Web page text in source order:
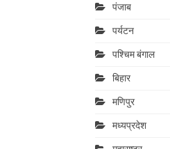
पंजाब
पर्यटन
पश्चिम बंगाल
बिहार
मणिपुर
मध्यप्रदेश